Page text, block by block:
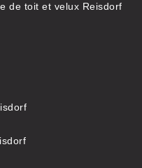
de toit et velux Reisdorf